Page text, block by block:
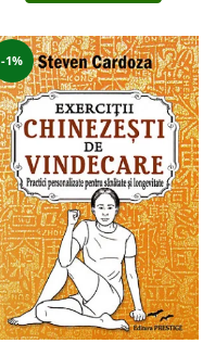
-1%